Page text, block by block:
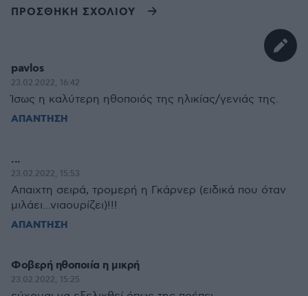
ΠΡΟΣΘΗΚΗ ΣΧΟΛΙΟΥ
pavlos
23.02.2022, 16:42
Ίσως η καλύτερη ηθοποιός της ηλικίας/γενιάς της.
ΑΠΑΝΤΗΣΗ
...
23.02.2022, 15:53
Απαιχτη σειρά, τρομερή η Γκάρνερ (ειδικά που όταν
μιλάει...νιαουρίζει)!!!
ΑΠΑΝΤΗΣΗ
Φοβερή ηθοποιία η μικρή
23.02.2022, 15:25